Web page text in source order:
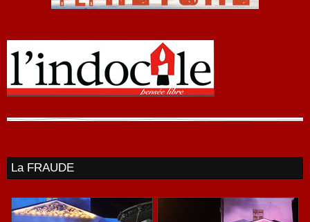
La FRAUDE